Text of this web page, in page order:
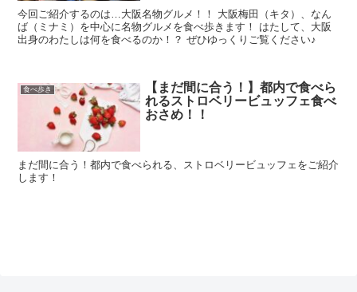
今回ご紹介するのは…大阪名物グルメ！！ 大阪梅田（キタ）、なん
ば（ミナミ）を中心に名物グルメを食べ歩きます！ はたして、大阪
出身のわたしは何を食べるのか！？ ぜひゆっくりご覧ください♪
食べ歩き
【まだ間に合う！】都内で食べら
れるストロベリービュッフェ食べ
おさめ！！
まだ間に合う！都内で食べられる、ストロベリービュッフェをご紹介
します！